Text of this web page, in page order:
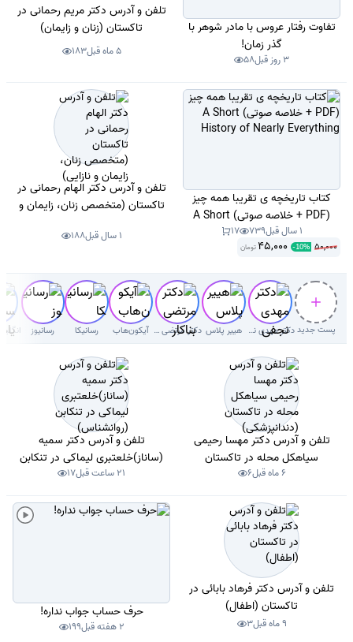
تفاوت رفتار عروس با مادر شوهر با
گذر زمان!
3 روز قبل 58
تلفن و آدرس دکتر مریم رحمانی در
تاکستان (زنان و زایمان)
5 ماه قبل 183
کتاب تاریخچه ی تقریبا همه چیز
(PDF + خلاصه صوتی) A Short
History of Nearly Everything
1 سال قبل 739
17
50,000
-10%
45,000 تومان
تلفن و آدرس دکتر الهام رحمانی در
تاکستان (متخصص زنان، زایمان و
1 سال قبل 188
پست جدید دکتر مهدی نجفی دلوئی هییر پلاس دکتر مرتضی بناکار آیکون‌هاب رسانیکا رسانیوز
تلفن و آدرس دکتر مهسا رحیمی
سیاهکل محله در تاکستان
(دندانپزشکی)
6 ماه قبل 6
تلفن و آدرس دکتر سمیه
(ساناز)خلعتبری لیماکی در تنکابن
(روانشناس) 21 ساعت قبل 17
تلفن و آدرس دکتر فرهاد بابائی در
تاکستان (اطفال)
9 ماه قبل 3
حرف حساب جواب نداره!
2 هفته قبل 199